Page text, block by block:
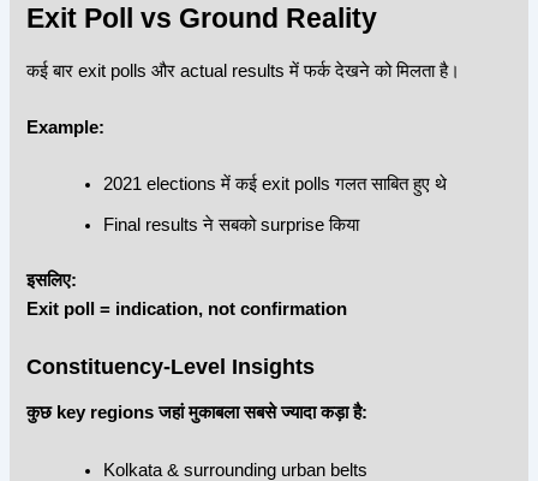
Exit Poll vs Ground Reality
कई बार exit polls और actual results में फर्क देखने को मिलता है।
Example:
2021 elections में कई exit polls गलत साबित हुए थे
Final results ने सबको surprise किया
इसलिए:
Exit poll = indication, not confirmation
Constituency-Level Insights
कुछ key regions जहां मुकाबला सबसे ज्यादा कड़ा है:
Kolkata & surrounding urban belts